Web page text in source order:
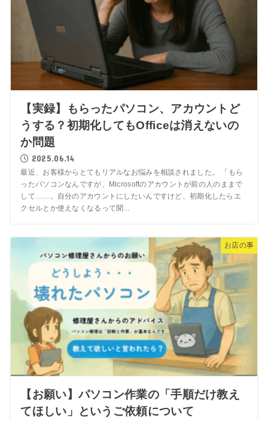
【実録】もらったパソコン、アカウントど
うする？初期化してもOfficeは消えないの
か問題
2025.06.14
最近、お客様からとてもリアルなお悩みを相談されました。 「もら
ったパソコンなんですが、Microsoftのアカウントが前の人のままで
して……。自分のアカウントにしたいんですけど、初期化したらエ
クセルとか使えなくなるって聞...
お店の事
【お願い】パソコン作業の「手順だけ教え
てほしい」というご依頼について